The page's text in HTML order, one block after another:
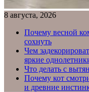
8 августа, 2026
Почему весной
сохнуть
Чем
яркие
Что делать с
Почему кот
и древние